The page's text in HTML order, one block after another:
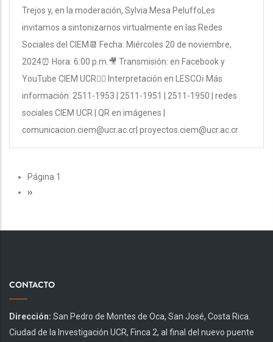
Trejos y, en la moderación, Sylvia Mesa PeluffoLes
invitamos a sintonizarnos virtualmente en las Redes
Sociales del CIEM📆 Fecha: Miércoles 20 de noviembre,
2024⏰ Hora: 6:00 p.m.🎥 Transmisión: en Facebook y
YouTube CIEM UCR👉🏽 Interpretación en LESCOℹ Más
información: 2511-1953 | 2511-1951 | 2511-1950 | redes
sociales CIEM UCR | QR en imágenes |
comunicacion.ciem@ucr.ac.cr| proyectos.ciem@ucr.ac.cr
PAGINACIÓN
Página 1
Siguiente
››
CONTACTO
Dirección: San Pedro de Montes de Oca, San José, Costa Rica.
Ciudad de la Investigación UCR, Finca 2, al final del nuevo puente